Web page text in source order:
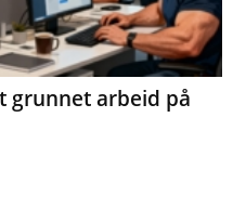
grunnet arbeid på